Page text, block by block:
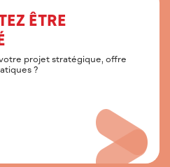
ÊTRE
projet stratégique, offre
?